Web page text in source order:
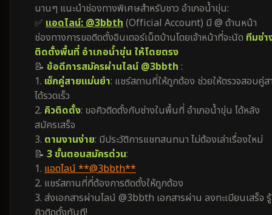
นานๆ แนะนำช่องทางพิเศษสำหรับชาว อำเภอน้ำขุ่น:
✅ แอดไลน์: @3bbth(Official Account) มี @ ด้านหน้า
ช่องทางการขอติดตั้งอินเตอร์เน็ตบ้านโดยเจ้าหน้าที่จะนัด ทีมช่า
ติดตั้งพื้นที่ อำเภอน้ำขุ่น ให้โดยตรง
📝 ข้อดีการสมัครผ่านไลน์ @3bbth :
1. เช็กคู่สายแม่นยำ: แชร์สถานที่ให้ถูกต้อง ช่วยให้ตรวจสอบคู่ส
ได้รวดเร็ว
2. คิวติดตั้ง: ขอคิวติดตั้งกับช่างในพื้นที่ อำเภอน้ำขุ่น ได้หลัง
สมัครเสร็จ
3. ตามงานง่าย: มีประวัติการแชทสนทนา ไม่ต้องเล่าเรื่องใหม่
📝 3 ขั้นตอนสมัครด่วน:
1. แอดไลน์ **@3bbth**
2. แชร์สถานที่ที่ต้องการติดตั้งให้ถูกต้อง
3. ส่งเอกสารผ่านไลน์ @3bbth เอกสารผ่าน ลงทะเบียนเสร็จ รู้